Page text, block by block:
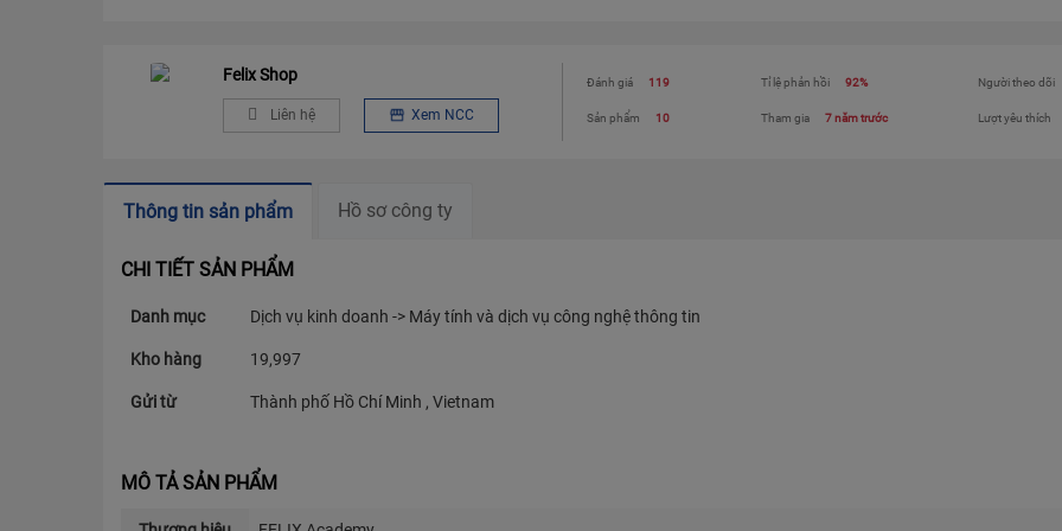
Felix Shop
Liên hệ Xem NCC
Đánh giá 119
Sản phẩm 10
Tỉ lệ phản hồi 92%
Tham gia 7 năm trước
Người theo dõi
Lượt yêu thích
Thông tin sản phẩm Hồ sơ công ty
CHI TIẾT SẢN PHẨM
Danh mục Dịch vụ kinh doanh -> Máy tính và dịch vụ công nghệ thông tin
Kho hàng 19,997
Gửi từ Thành phố Hồ Chí Minh , Vietnam
MÔ TẢ SẢN PHẨM